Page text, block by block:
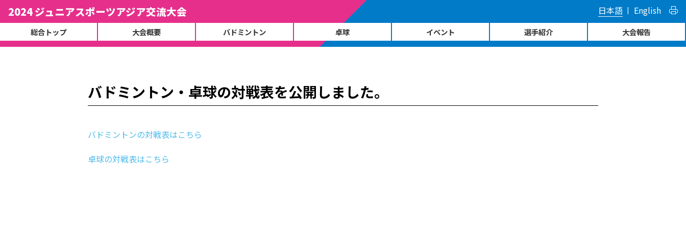
2024 ジュニアスポーツアジア交流大会 日本語 English
総合トップ 大会概要 バドミントン 卓球 イベント 選手紹介 大会報告
バドミントン・卓球の対戦表を公開しました。
バドミントンの対戦表はこちら
卓球の対戦表はこちら